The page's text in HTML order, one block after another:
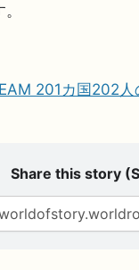
201カ国202
Share this story